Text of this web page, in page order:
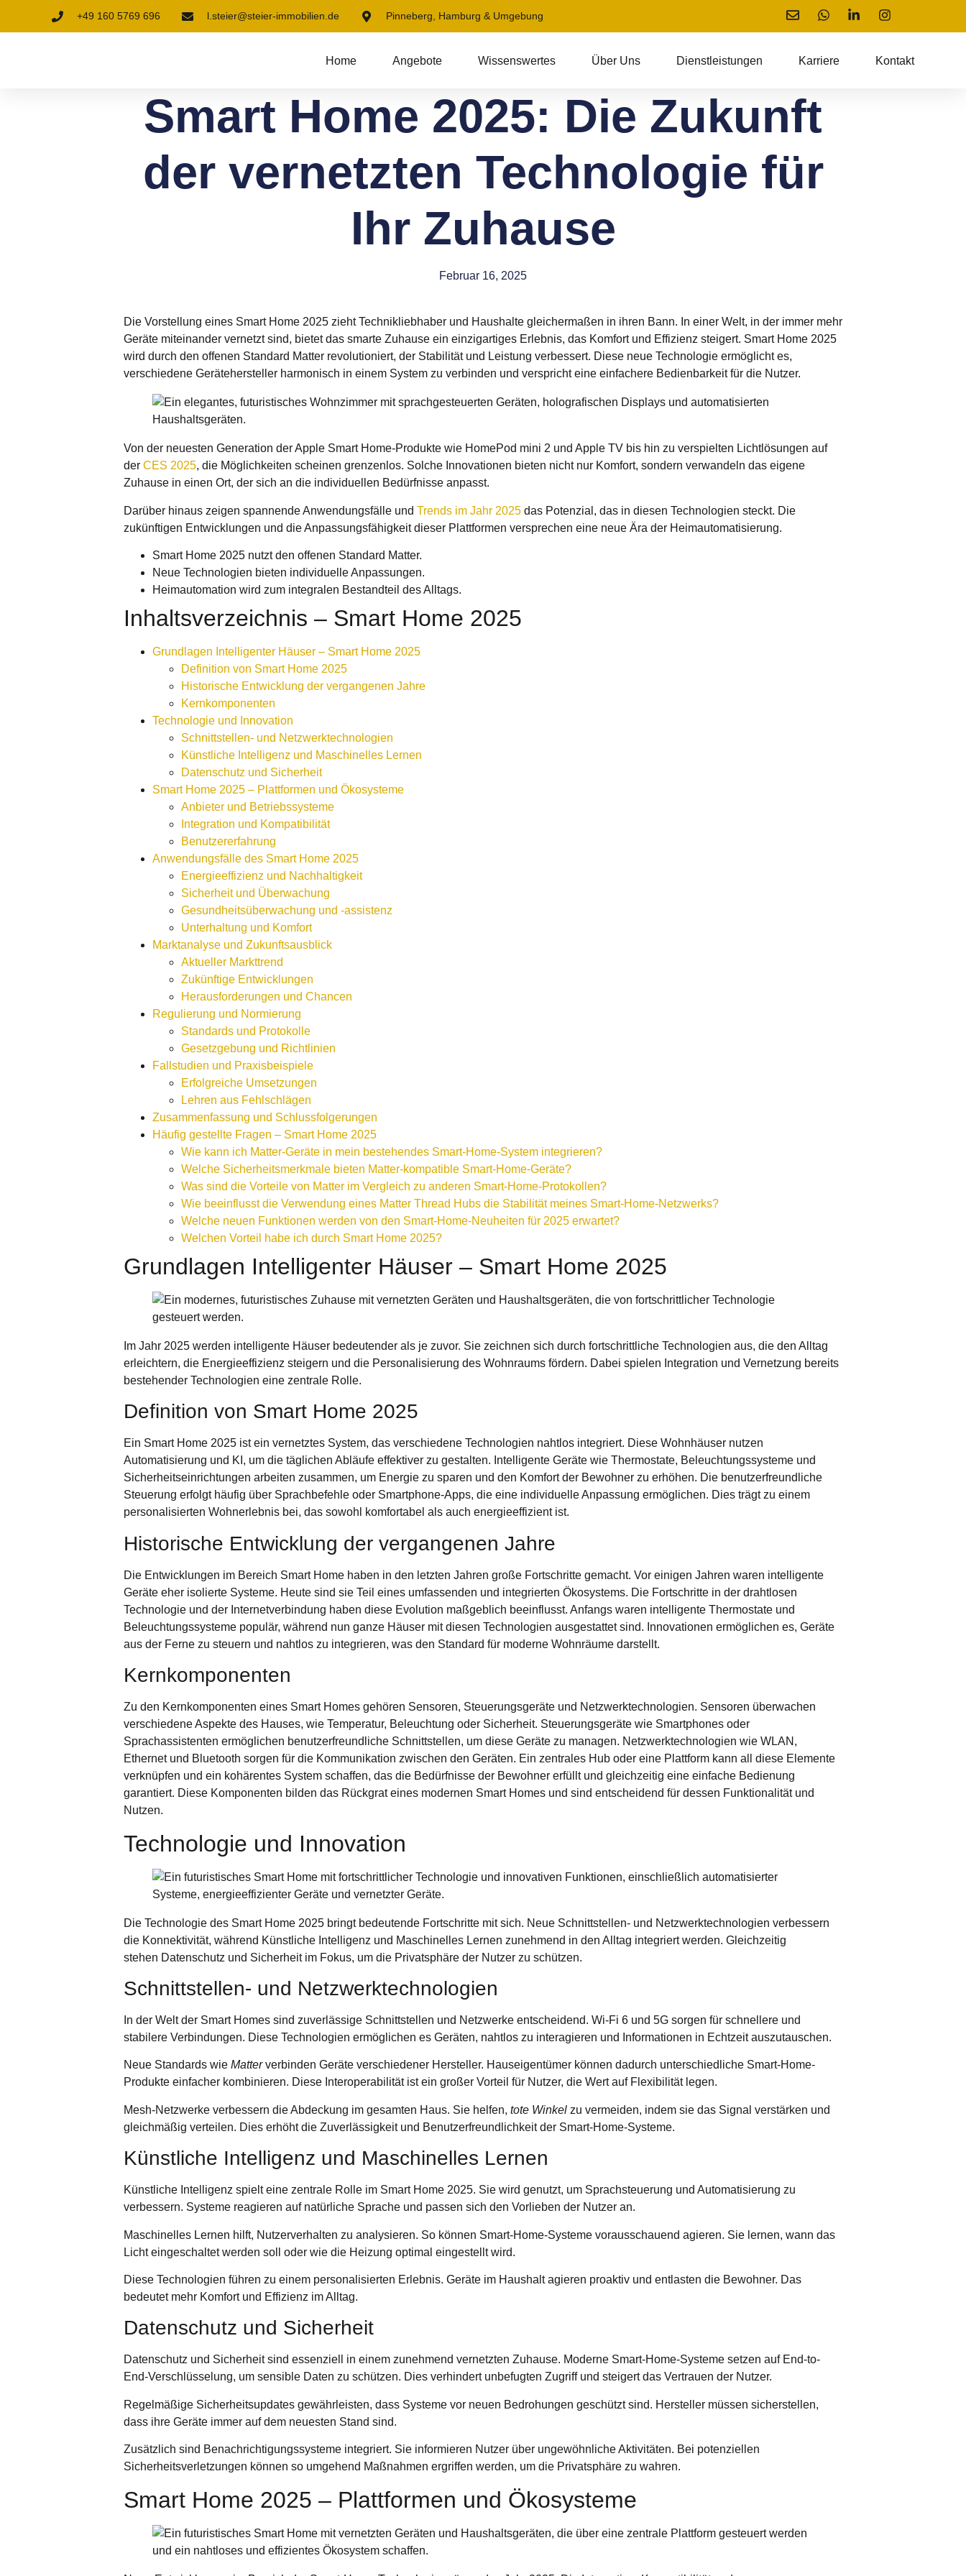
+49 160 5769 696 l.steier@steier-immobilien.de Pinneberg, Hamburg & Umgebung
Home Angebote Wissenswertes Über Uns Dienstleistungen Karriere Kontakt
Smart Home 2025: Die Zukunft
der vernetzten Technologie für
Ihr Zuhause
Februar 16, 2025
Die Vorstellung eines Smart Home 2025 zieht Technikliebhaber und Haushalte gleichermaßen in ihren Bann. In einer Welt, in der immer mehr
Geräte miteinander vernetzt sind, bietet das smarte Zuhause ein einzigartiges Erlebnis, das Komfort und Effizienz steigert. Smart Home 2025
wird durch den offenen Standard Matter revolutioniert, der Stabilität und Leistung verbessert. Diese neue Technologie ermöglicht es,
verschiedene Gerätehersteller harmonisch in einem System zu verbinden und verspricht eine einfachere Bedienbarkeit für die Nutzer.
Von der neuesten Generation der Apple Smart Home-Produkte wie HomePod mini 2 und Apple TV bis hin zu verspielten Lichtlösungen auf
der CES 2025, die Möglichkeiten scheinen grenzenlos. Solche Innovationen bieten nicht nur Komfort, sondern verwandeln das eigene
Zuhause in einen Ort, der sich an die individuellen Bedürfnisse anpasst.
Darüber hinaus zeigen spannende Anwendungsfälle und Trends im Jahr 2025 das Potenzial, das in diesen Technologien steckt. Die
zukünftigen Entwicklungen und die Anpassungsfähigkeit dieser Plattformen versprechen eine neue Ära der Heimautomatisierung.
Smart Home 2025 nutzt den offenen Standard Matter.
Neue Technologien bieten individuelle Anpassungen.
Heimautomation wird zum integralen Bestandteil des Alltags.
Inhaltsverzeichnis – Smart Home 2025
Grundlagen Intelligenter Häuser – Smart Home 2025
Definition von Smart Home 2025
Historische Entwicklung der vergangenen Jahre
Kernkomponenten
Technologie und Innovation
Schnittstellen- und Netzwerktechnologien
Künstliche Intelligenz und Maschinelles Lernen
Datenschutz und Sicherheit
Smart Home 2025 – Plattformen und Ökosysteme
Anbieter und Betriebssysteme
Integration und Kompatibilität
Benutzererfahrung
Anwendungsfälle des Smart Home 2025
Energieeffizienz und Nachhaltigkeit
Sicherheit und Überwachung
Gesundheitsüberwachung und -assistenz
Unterhaltung und Komfort
Marktanalyse und Zukunftsausblick
Aktueller Markttrend
Zukünftige Entwicklungen
Herausforderungen und Chancen
Regulierung und Normierung
Standards und Protokolle
Gesetzgebung und Richtlinien
Fallstudien und Praxisbeispiele
Erfolgreiche Umsetzungen
Lehren aus Fehlschlägen
Zusammenfassung und Schlussfolgerungen
Häufig gestellte Fragen – Smart Home 2025
Wie kann ich Matter-Geräte in mein bestehendes Smart-Home-System integrieren?
Welche Sicherheitsmerkmale bieten Matter-kompatible Smart-Home-Geräte?
Was sind die Vorteile von Matter im Vergleich zu anderen Smart-Home-Protokollen?
Wie beeinflusst die Verwendung eines Matter Thread Hubs die Stabilität meines Smart-Home-Netzwerks?
Welche neuen Funktionen werden von den Smart-Home-Neuheiten für 2025 erwartet?
Welchen Vorteil habe ich durch Smart Home 2025?
Grundlagen Intelligenter Häuser – Smart Home 2025
Im Jahr 2025 werden intelligente Häuser bedeutender als je zuvor. Sie zeichnen sich durch fortschrittliche Technologien aus, die den Alltag
erleichtern, die Energieeffizienz steigern und die Personalisierung des Wohnraums fördern. Dabei spielen Integration und Vernetzung bereits
bestehender Technologien eine zentrale Rolle.
Definition von Smart Home 2025
Ein Smart Home 2025 ist ein vernetztes System, das verschiedene Technologien nahtlos integriert. Diese Wohnhäuser nutzen
Automatisierung und KI, um die täglichen Abläufe effektiver zu gestalten. Intelligente Geräte wie Thermostate, Beleuchtungssysteme und
Sicherheitseinrichtungen arbeiten zusammen, um Energie zu sparen und den Komfort der Bewohner zu erhöhen. Die benutzerfreundliche
Steuerung erfolgt häufig über Sprachbefehle oder Smartphone-Apps, die eine individuelle Anpassung ermöglichen. Dies trägt zu einem
personalisierten Wohnerlebnis bei, das sowohl komfortabel als auch energieeffizient ist.
Historische Entwicklung der vergangenen Jahre
Die Entwicklungen im Bereich Smart Home haben in den letzten Jahren große Fortschritte gemacht. Vor einigen Jahren waren intelligente
Geräte eher isolierte Systeme. Heute sind sie Teil eines umfassenden und integrierten Ökosystems. Die Fortschritte in der drahtlosen
Technologie und der Internetverbindung haben diese Evolution maßgeblich beeinflusst. Anfangs waren intelligente Thermostate und
Beleuchtungssysteme populär, während nun ganze Häuser mit diesen Technologien ausgestattet sind. Innovationen ermöglichen es, Geräte
aus der Ferne zu steuern und nahtlos zu integrieren, was den Standard für moderne Wohnräume darstellt.
Kernkomponenten
Zu den Kernkomponenten eines Smart Homes gehören Sensoren, Steuerungsgeräte und Netzwerktechnologien. Sensoren überwachen
verschiedene Aspekte des Hauses, wie Temperatur, Beleuchtung oder Sicherheit. Steuerungsgeräte wie Smartphones oder
Sprachassistenten ermöglichen benutzerfreundliche Schnittstellen, um diese Geräte zu managen. Netzwerktechnologien wie WLAN,
Ethernet und Bluetooth sorgen für die Kommunikation zwischen den Geräten. Ein zentrales Hub oder eine Plattform kann all diese Elemente
verknüpfen und ein kohärentes System schaffen, das die Bedürfnisse der Bewohner erfüllt und gleichzeitig eine einfache Bedienung
garantiert. Diese Komponenten bilden das Rückgrat eines modernen Smart Homes und sind entscheidend für dessen Funktionalität und
Nutzen.
Technologie und Innovation
Die Technologie des Smart Home 2025 bringt bedeutende Fortschritte mit sich. Neue Schnittstellen- und Netzwerktechnologien verbessern
die Konnektivität, während Künstliche Intelligenz und Maschinelles Lernen zunehmend in den Alltag integriert werden. Gleichzeitig
stehen Datenschutz und Sicherheit im Fokus, um die Privatsphäre der Nutzer zu schützen.
Schnittstellen- und Netzwerktechnologien
In der Welt der Smart Homes sind zuverlässige Schnittstellen und Netzwerke entscheidend. Wi-Fi 6 und 5G sorgen für schnellere und
stabilere Verbindungen. Diese Technologien ermöglichen es Geräten, nahtlos zu interagieren und Informationen in Echtzeit auszutauschen.
Neue Standards wie Matterverbinden Geräte verschiedener Hersteller. Hauseigentümer können dadurch unterschiedliche Smart-Home-
Produkte einfacher kombinieren. Diese Interoperabilität ist ein großer Vorteil für Nutzer, die Wert auf Flexibilität legen.
Mesh-Netzwerke verbessern die Abdeckung im gesamten Haus. Sie helfen, tote Winkel zu vermeiden, indem sie das Signal verstärken und
gleichmäßig verteilen. Dies erhöht die Zuverlässigkeit und Benutzerfreundlichkeit der Smart-Home-Systeme.
Künstliche Intelligenz und Maschinelles Lernen
Künstliche Intelligenz spielt eine zentrale Rolle im Smart Home 2025. Sie wird genutzt, um Sprachsteuerung und Automatisierung zu
verbessern. Systeme reagieren auf natürliche Sprache und passen sich den Vorlieben der Nutzer an.
Maschinelles Lernen hilft, Nutzerverhalten zu analysieren. So können Smart-Home-Systeme vorausschauend agieren. Sie lernen, wann das
Licht eingeschaltet werden soll oder wie die Heizung optimal eingestellt wird.
Diese Technologien führen zu einem personalisierten Erlebnis. Geräte im Haushalt agieren proaktiv und entlasten die Bewohner. Das
bedeutet mehr Komfort und Effizienz im Alltag.
Datenschutz und Sicherheit
Datenschutz und Sicherheit sind essenziell in einem zunehmend vernetzten Zuhause. Moderne Smart-Home-Systeme setzen auf End-to-
End-Verschlüsselung, um sensible Daten zu schützen. Dies verhindert unbefugten Zugriff und steigert das Vertrauen der Nutzer.
Regelmäßige Sicherheitsupdates gewährleisten, dass Systeme vor neuen Bedrohungen geschützt sind. Hersteller müssen sicherstellen,
dass ihre Geräte immer auf dem neuesten Stand sind.
Zusätzlich sind Benachrichtigungssysteme integriert. Sie informieren Nutzer über ungewöhnliche Aktivitäten. Bei potenziellen
Sicherheitsverletzungen können so umgehend Maßnahmen ergriffen werden, um die Privatsphäre zu wahren.
Smart Home 2025 – Plattformen und Ökosysteme